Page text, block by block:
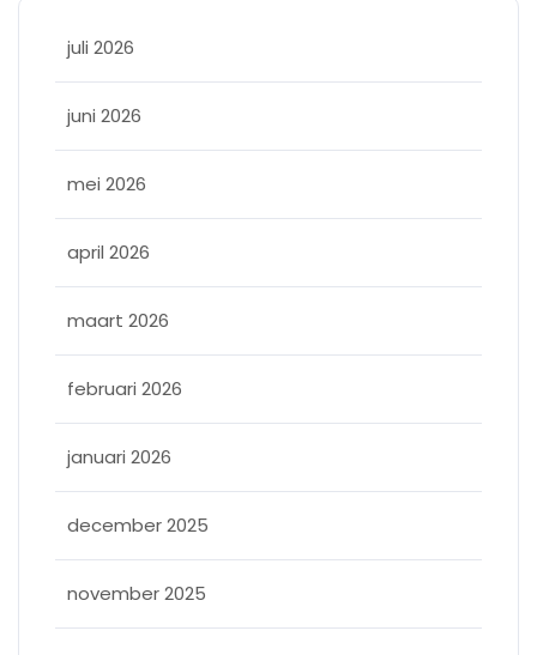
juli 2026
juni 2026
mei 2026
april 2026
maart 2026
februari 2026
januari 2026
december 2025
november 2025